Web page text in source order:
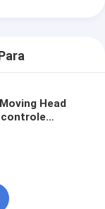
Head
controle